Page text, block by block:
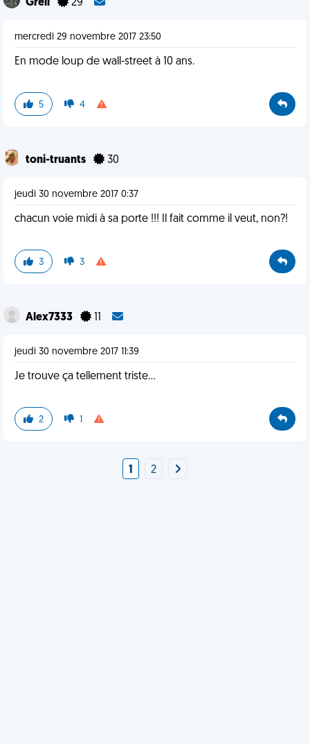
Greil 29
mercredi 29 novembre 2017 23:50
En mode loup de wall-street à 10 ans.
5 4
toni-truants 30
jeudi 30 novembre 2017 0:37
chacun voie midi à sa porte !!! Il fait comme il veut, non?!
3 3
Alex7333
jeudi 30 novembre 2017 11:39
Je trouve ça tellement triste...
2 1
1 2